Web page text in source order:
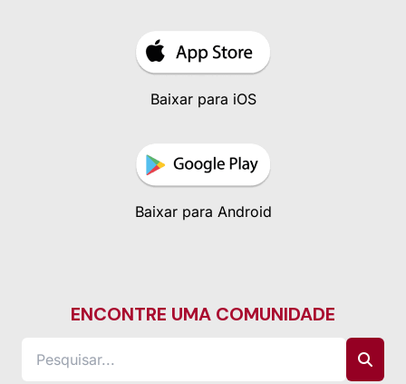
Baixar para iOS
Baixar para Android
ENCONTRE UMA COMUNIDADE